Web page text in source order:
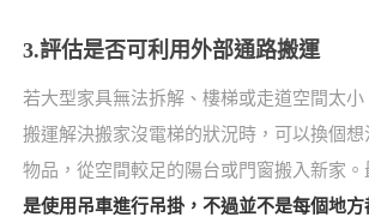
3.評估是否可利用外部通路搬運
若大型家具無法拆解、樓梯或走道空間太
搬運解決搬家沒電梯的狀況時，可以換個想
物品，從空間較足的陽台或門窗搬入新家。
是使用吊車進行吊掛，不過並不是每個地